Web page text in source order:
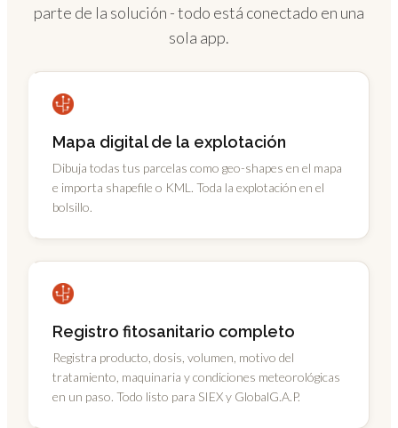
parte de la solución - todo está conectado en una
sola app.
Mapa digital de la explotación
Dibuja todas tus parcelas como geo-shapes en el mapa
e importa shapefile o KML. Toda la explotación en el
bolsillo.
Registro fitosanitario completo
Registra producto, dosis, volumen, motivo del
tratamiento, maquinaria y condiciones meteorológicas
en un paso. Todo listo para SIEX y GlobalG.A.P.